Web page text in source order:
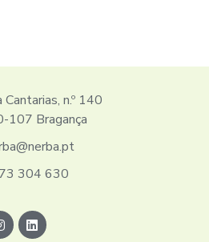
n.º 140
107 Bragança
304 630